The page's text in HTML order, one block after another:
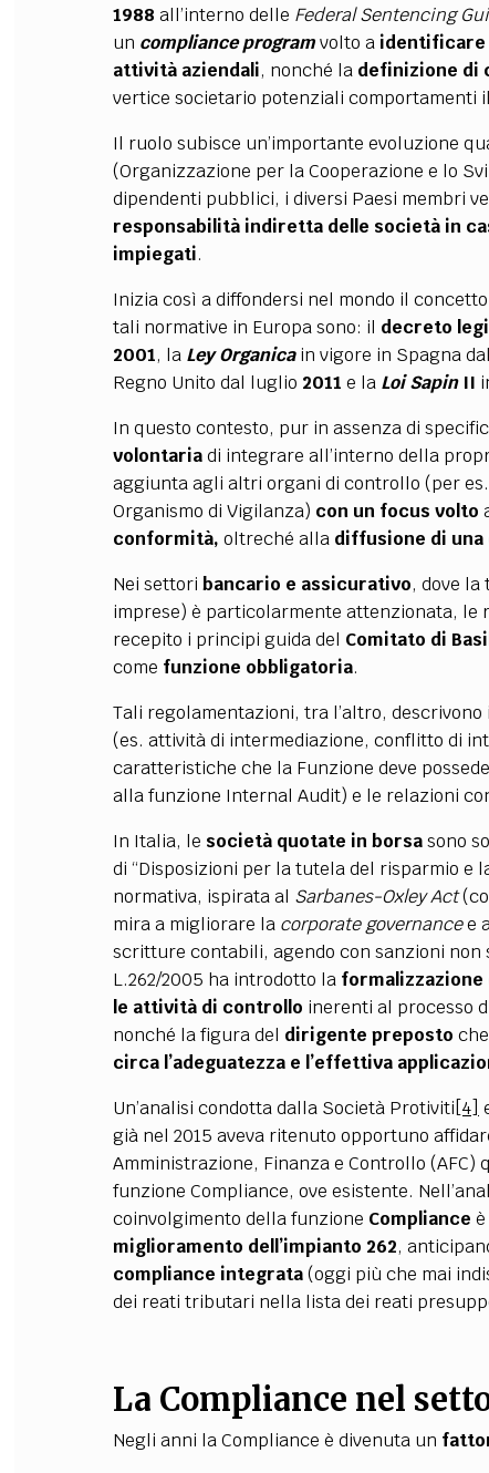
1988 all’interno delle Federal Sentencing
un compliance programvolto a identificare
attività aziendali, nonché la definizione di
vertice societario potenziali comportamenti
Il ruolo subisce un’importante evoluzione
(Organizzazione per la Cooperazione e lo
dipendenti pubblici, i diversi Paesi membri
responsabilità indiretta delle società in
impiegati.
Inizia così a diffondersi nel mondo il
tali normative in Europa sono: il decreto
2001, la Ley Organicain vigore in Spagna
Regno Unito dal luglio 2011 e la Loi SapinII
In questo contesto, pur in assenza di
volontariadi integrare all’interno della
aggiunta agli altri organi di controllo (per
Organismo di Vigilanza) con un focus volto
conformità, oltreché alla diffusione di una
Nei settori bancario e assicurativo, dove
imprese) è particolarmente attenzionata, le
recepito i principi guida del Comitato di
come funzione obbligatoria.
Tali regolamentazioni, tra l’altro,
(es. attività di intermediazione, conflitto di
caratteristiche che la Funzione deve
alla funzione Internal Audit) e le relazioni
In Italia, le società quotate in borsasono
di “Disposizioni per la tutela del risparmio e
normativa, ispirata al Sarbanes-Oxley Act
mira a migliorare la corporate governancee
scritture contabili, agendo con sanzioni
L.262/2005 ha introdotto la
le attività di controllo inerenti al processo
nonché la figura del dirigente preposto
circa l’adeguatezza e l’effettiva
Un’analisi condotta dalla Società Protiviti [4]
già nel 2015 aveva ritenuto opportuno
Amministrazione, Finanza e Controllo
funzione Compliance, ove esistente.
coinvolgimento della funzione Compliance
miglioramento dell’impianto 262,
compliance integrata(oggi più che mai
dei reati tributari nella lista dei reati
La Compliance nel
Negli anni la Compliance è divenuta un